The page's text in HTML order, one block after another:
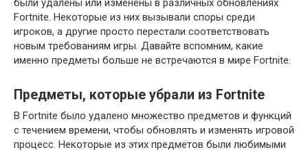
были удалены или изменены в различных обновлениях
Fortnite. Некоторые из них вызывали споры среди
игроков, а другие просто перестали соответствовать
новым требованиям игры. Давайте вспомним, какие
именно предметы больше не встречаются в мире Fortnite.
Предметы, которые убрали из Fortnite
В Fortnite было удалено множество предметов и функций
с течением времени, чтобы обновлять и изменять игровой
процесс. Некоторые из этих предметов были любимыми